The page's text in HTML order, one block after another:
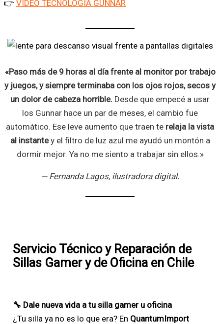
👉 VIDEO TECNOLOGÍA GUNNAR
«Paso más de 9 horas al día frente al monitor por trabajo
y juegos, y siempre terminaba con los ojos rojos, secos y
un dolor de cabeza horrible. Desde que empecé a usar
los Gunnar hace un par de meses, el cambio fue
automático. Ese leve aumento que traen te relaja la vista
al instantey el filtro de luz azul me ayudó un montón a
dormir mejor. Ya no me siento a trabajar sin ellos.»
— Fernanda Lagos, ilustradora digital.
Servicio Técnico y Reparación de
Sillas Gamer y de Oficina en Chile
🔧 Dale nueva vida a tu silla gamer u oficina
¿Tu silla ya no es lo que era? En QuantumImport